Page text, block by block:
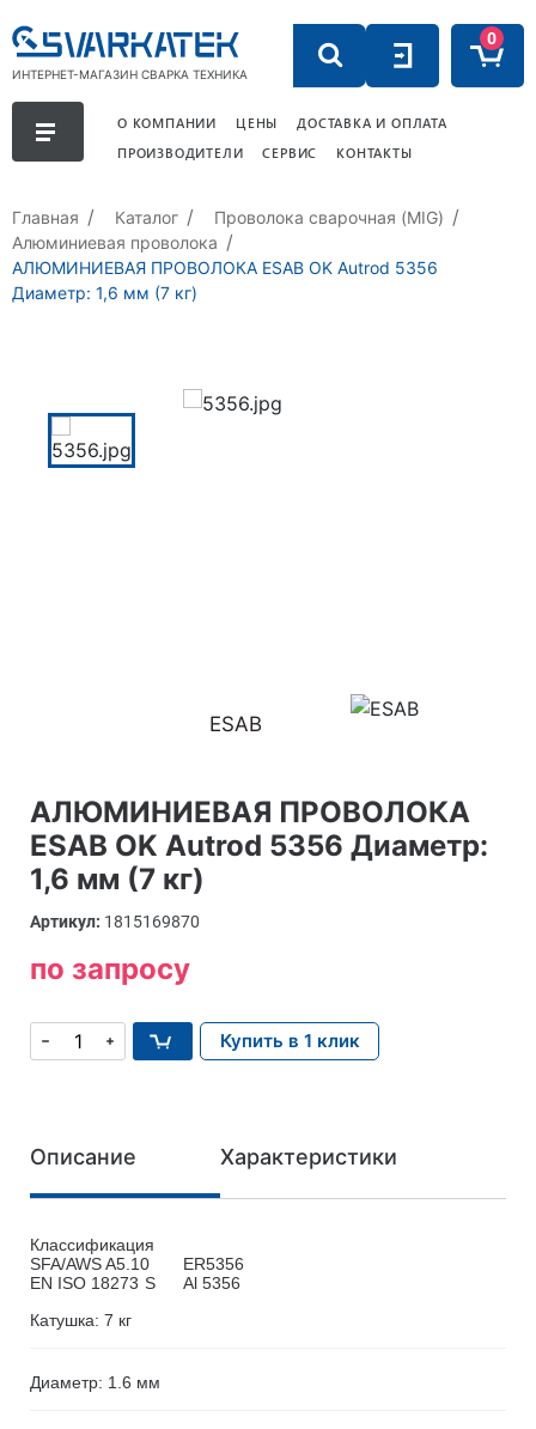
ИНТЕРНЕТ-МАГАЗИН СВАРКА ТЕХНИКА
0
О КОМПАНИИ ЦЕНЫ
ДОСТАВКА И ОПЛАТА
ПРОИЗВОДИТЕЛИ
СЕРВИС КОНТАКТЫ
Главная Каталог
Проволока сварочная (MIG)
Алюминиевая проволока
АЛЮМИНИЕВАЯ ПРОВОЛОКА ESAB OK Autrod 5356
Диаметр: 1,6 мм (7 кг)
ESAB
АЛЮМИНИЕВАЯ ПРОВОЛОКА
ESAB OK Autrod 5356 Диаметр:
1,6 мм (7 кг)
Артикул: 1815169870
по запросу
Купить в 1 клик
Описание Характеристики
Классификация
SFA/AWS A5.10
ER5356
EN ISO 18273 S
Al 5356
Катушка: 7 кг
Диаметр: 1.6 мм